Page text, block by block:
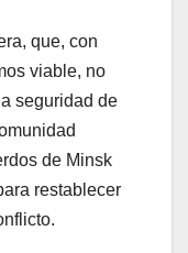
que, con
viable, no
seguridad de
de Minsk
restablecer